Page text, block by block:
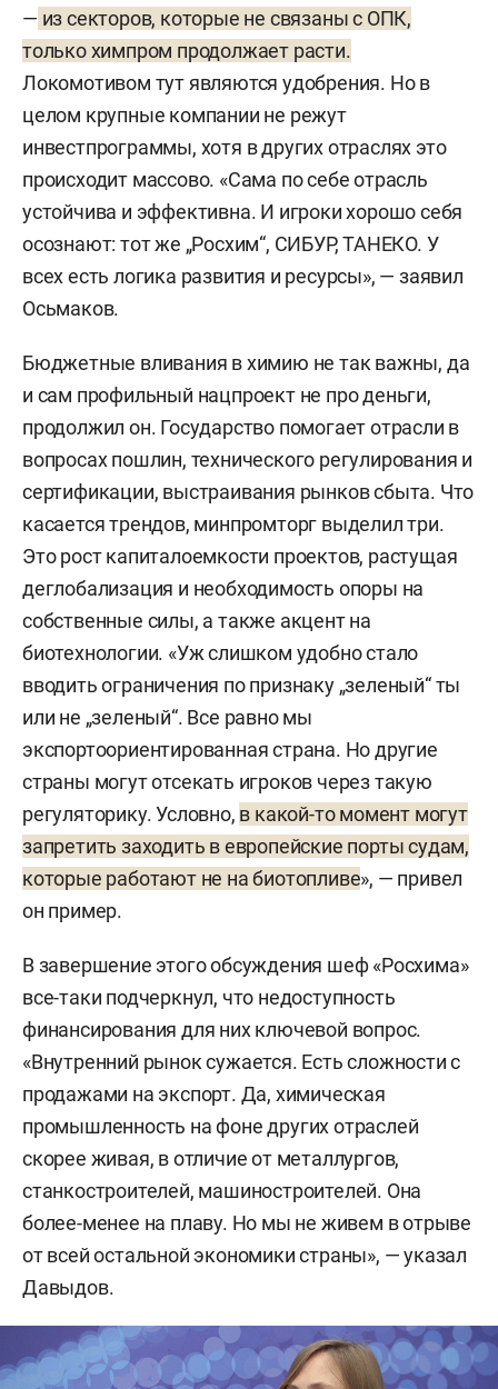
— из секторов, которые не связаны с ОПК,
только химпром продолжает расти.
Локомотивом тут являются удобрения. Но в
целом крупные компании не режут
инвестпрограммы, хотя в других отраслях это
происходит массово. «Сама по себе отрасль
устойчива и эффективна. И игроки хорошо себя
осознают: тот же „Росхим“, СИБУР, ТАНЕКО. У
всех есть логика развития и ресурсы», — заявил
Осьмаков.
Бюджетные вливания в химию не так важны, да
и сам профильный нацпроект не про деньги,
продолжил он. Государство помогает отрасли в
вопросах пошлин, технического регулирования и
сертификации, выстраивания рынков сбыта. Что
касается трендов, минпромторг выделил три.
Это рост капиталоемкости проектов, растущая
деглобализация и необходимость опоры на
собственные силы, а также акцент на
биотехнологии. «Уж слишком удобно стало
вводить ограничения по признаку „зеленый“ ты
или не „зеленый“. Все равно мы
экспортоориентированная страна. Но другие
страны могут отсекать игроков через такую
регуляторику. Условно, в какой-то момент могут
запретить заходить в европейские порты судам,
которые работают не на биотопливе», — привел
он пример.
В завершение этого обсуждения шеф «Росхима»
все-таки подчеркнул, что недоступность
финансирования для них ключевой вопрос.
«Внутренний рынок сужается. Есть сложности с
продажами на экспорт. Да, химическая
промышленность на фоне других отраслей
скорее живая, в отличие от металлургов,
станкостроителей, машиностроителей. Она
более-менее на плаву. Но мы не живем в отрыве
от всей остальной экономики страны», — указал
Давыдов.